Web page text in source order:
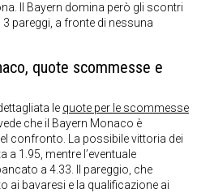
Il Bayern domina però gli scontri
pareggi, a fronte di nessuna
quote scommesse e
le quote per le scommesse
che il Bayern Monaco è
confronto. La possibile vittoria dei
1.95, mentre l’eventuale
a 4.33. Il pareggio, che
ai bavaresi e la qualificazione ai